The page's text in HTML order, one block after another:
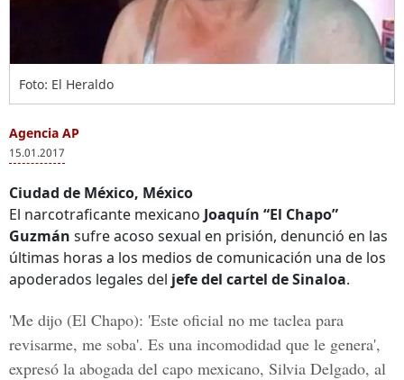
Foto: El Heraldo
Agencia AP
15.01.2017
Ciudad de México, México
El narcotraficante mexicano Joaquín “El Chapo”
Guzmán sufre acoso sexual en prisión, denunció en las
últimas horas a los medios de comunicación una de los
apoderados legales del jefe del cartel de Sinaloa.
'Me dijo (El Chapo): 'Este oficial no me taclea para
revisarme, me soba'. Es una incomodidad que le genera',
expresó la abogada del capo mexicano, Silvia Delgado, al